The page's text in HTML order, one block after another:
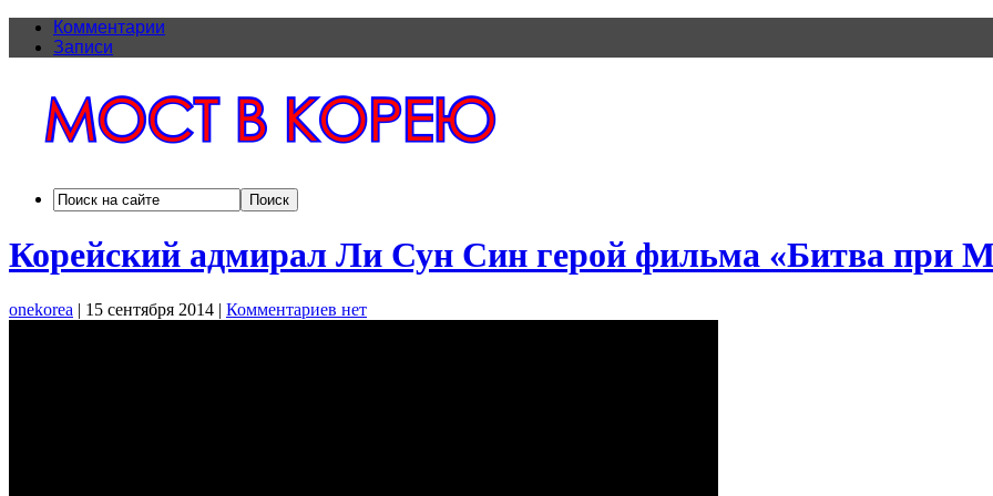
Комментарии
Записи
Корейский адмирал Ли Сун Син герой фильма «Битва при
onekorea | 15 сентября 2014 | Комментариев нет